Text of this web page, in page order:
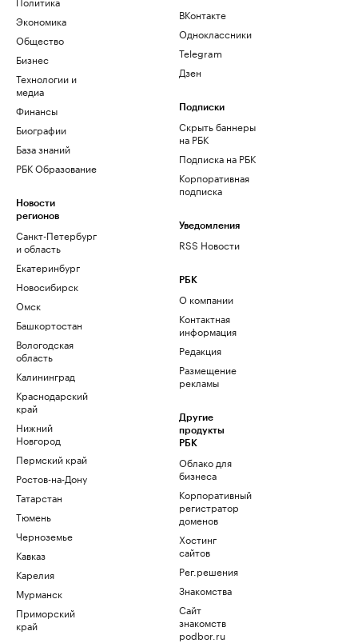
Экономика
Общество
Бизнес
Технологии и
медиа
Финансы
Биографии
База знаний
РБК Образование
Новости
регионов
Санкт-Петербург
и область
Екатеринбург
Новосибирск
Омск
Башкортостан
Вологодская
область
Калининград
Краснодарский
край
Нижний
Новгород
Пермский край
Ростов-на-Дону
Татарстан
Тюмень
Черноземье
Кавказ
Карелия
Мурманск
Приморский
край
ВКонтакте
Одноклассники
Telegram
Дзен
Подписки
Скрыть баннеры
на РБК
Подписка на РБК
Корпоративная
подписка
Уведомления
RSS Новости
РБК
О компании
Контактная
информация
Редакция
Размещение
рекламы
Другие
продукты
РБК
Облако для
бизнеса
Корпоративный
регистратор
доменов
Хостинг
сайтов
Рег.решения
Знакомства
Сайт
знакомств
podbor.ru